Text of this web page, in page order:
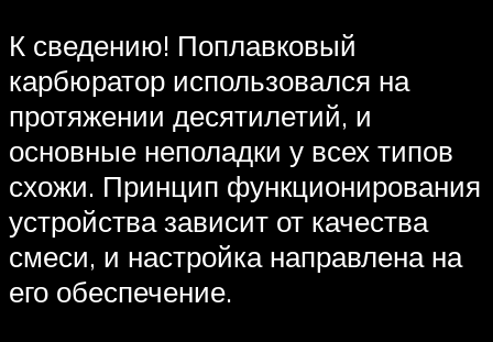
К сведению! Поплавковый
карбюратор использовался на
протяжении десятилетий, и
основные неполадки у всех типов
схожи. Принцип функционирования
устройства зависит от качества
смеси, и настройка направлена на
его обеспечение.